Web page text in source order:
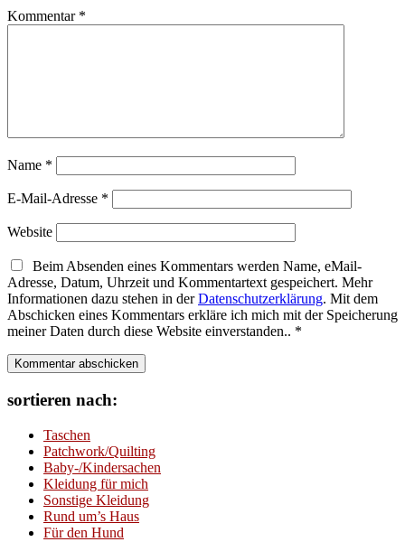
Kommentar *
Name *
E-Mail-Adresse *
Website
Beim Absenden eines Kommentars werden Name, eMail-
Adresse, Datum, Uhrzeit und Kommentartext gespeichert. Mehr
Informationen dazu stehen in derDatenschutzerklärung. Mit dem
Abschicken eines Kommentars erkläre ich mich mit der Speicherung
meiner Daten durch diese Website einverstanden.. *
sortieren nach:
Taschen
Patchwork/Quilting
Baby-/Kindersachen
Kleidung für mich
Sonstige Kleidung
Rund um’s Haus
Für den Hund